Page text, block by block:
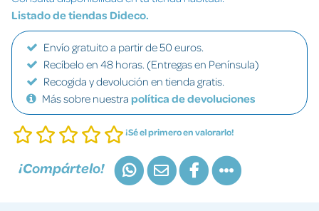
Listado de tiendas Dideco.
Envío gratuito a partir de 50 euros.
Recíbelo en 48 horas. (Entregas en Península)
Recogida y devolución en tienda gratis.
Más sobre nuestra política de devoluciones
¡Sé el primero en valorarlo!
¡Compártelo!